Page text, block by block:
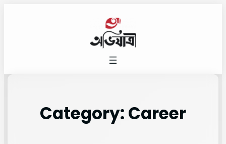
Category: Career